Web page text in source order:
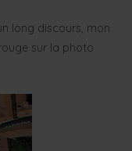
long discours, mon
sur la photo